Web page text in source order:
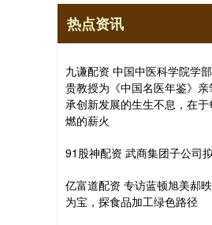
热点资讯
九谦配资 中国中医科学院学
贵教授为《中国名医年鉴》
承创新发展的生生不息，在
燃的薪火
91股神配资 武商集团子公司
亿富道配资 专访蓝顿旭美郝
为宝，探食品加工绿色路径